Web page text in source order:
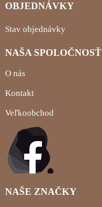
OBJEDNÁVKY
Stav objednávky
NAŠA SPOLOČNOSŤ
O nás
Kontakt
Veľkoobchod
NAŠE ZNAČKY